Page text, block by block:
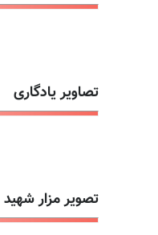
تصاویر یادگاری
تصویر مزار شهید